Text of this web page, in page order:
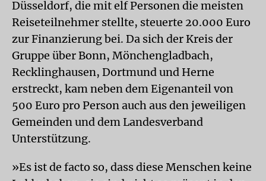
Düsseldorf, die mit elf Personen die meisten
Reiseteilnehmer stellte, steuerte 20.000 Euro
zur Finanzierung bei. Da sich der Kreis der
Gruppe über Bonn, Mönchengladbach,
Recklinghausen, Dortmund und Herne
erstreckt, kam neben dem Eigenanteil von
500 Euro pro Person auch aus den jeweiligen
Gemeinden und dem Landesverband
Unterstützung.
»Es ist de facto so, dass diese Menschen keine